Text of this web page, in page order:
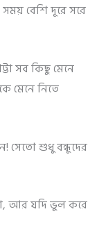
সময় বেশি দূরে সরে
সব কিছু মেনে
মেনে নিতে
শুধু বন্ধুদের
আর যদি ভুল করে